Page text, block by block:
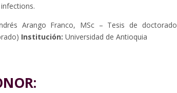
Arango Franco, MSc – Tesis de doctorado
Institución: Universidad de Antioquia